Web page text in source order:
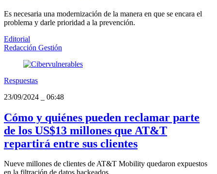
Es necesaria una modernización de la manera en que se encara el
problema y darle prioridad a la prevención.
Editorial
Redacción Gestión
Respuestas
23/09/2024
06:48
Cómo y quiénes pueden reclamar parte
de los US$13 millones que AT&T
repartirá entre sus clientes
Nueve millones de clientes de AT&T Mobility quedaron expuestos